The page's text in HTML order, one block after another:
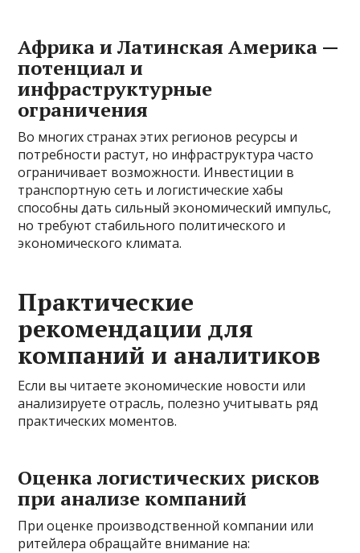
Африка и Латинская Америка —
потенциал и
инфраструктурные
ограничения
Во многих странах этих регионов ресурсы и
потребности растут, но инфраструктура часто
ограничивает возможности. Инвестиции в
транспортную сеть и логистические хабы
способны дать сильный экономический импульс,
но требуют стабильного политического и
экономического климата.
Практические
рекомендации для
компаний и аналитиков
Если вы читаете экономические новости или
анализируете отрасль, полезно учитывать ряд
практических моментов.
Оценка логистических рисков
при анализе компаний
При оценке производственной компании или
ритейлера обращайте внимание на: